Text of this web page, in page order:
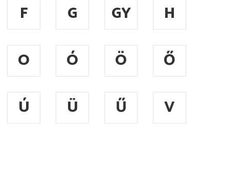
F G GY
H
O Ó Ö
Ő
Ú Ü Ű
V